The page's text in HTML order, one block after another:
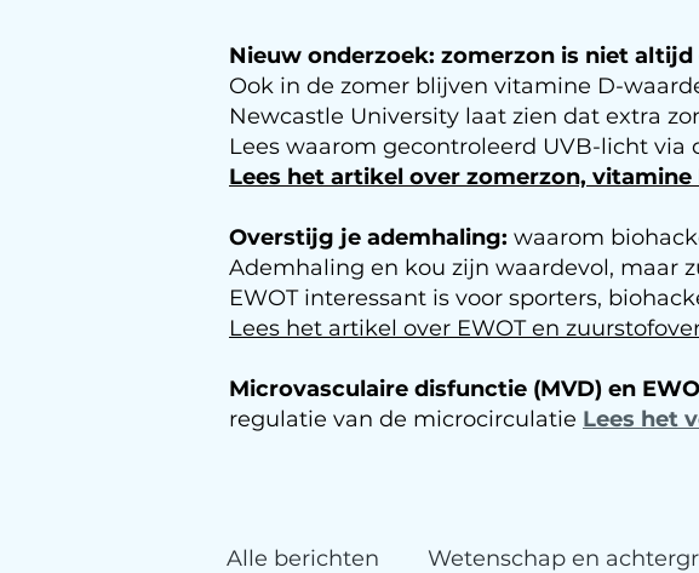
Nieuw onderzoek: zomerzon is niet
Ook in de zomer blijven vitamine D-
Newcastle University laat zien dat extra
Lees waarom gecontroleerd UVB-licht
Lees het artikel over zomerzon, vitamine
Overstijg je ademhaling: waarom
Ademhaling en kou zijn waardevol, maar
EWOT interessant is voor sporters,
Lees het artikel over EWOT en
Microvasculaire disfunctie (MVD) en
regulatie van de microcirculatie Lees het
Alle berichten Wetenschap en